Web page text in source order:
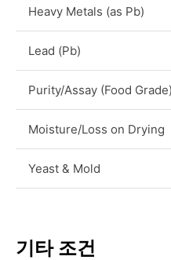
Heavy Metals (as Pb)
Lead (Pb)
Purity/Assay (Food Grade)
Moisture/Loss on Drying
Yeast & Mold
기타 조건